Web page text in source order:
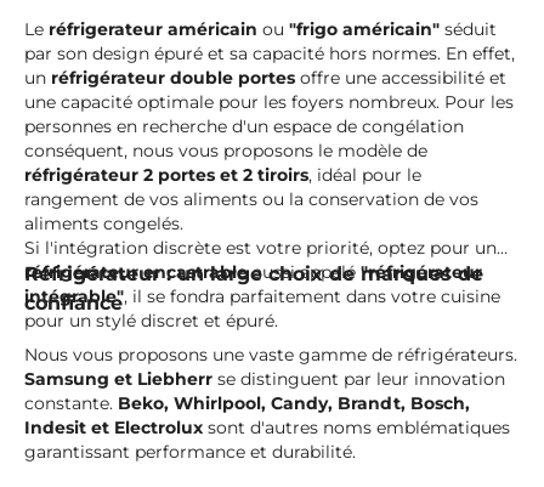
Le réfrigerateur américain ou "frigo américain" séduit
par son design épuré et sa capacité hors normes. En effet,
un réfrigérateur double portes offre une accessibilité et
une capacité optimale pour les foyers nombreux. Pour les
personnes en recherche d'un espace de congélation
conséquent, nous vous proposons le modèle de
réfrigérateur 2 portes et 2 tiroirs, idéal pour le
rangement de vos aliments ou la conservation de vos
aliments congelés.
Si l'intégration discrète est votre priorité, optez pour un
réfrigérateur encastrableaussi appelé "réfrigérateur
intégrable", il se fondra parfaitement dans votre cuisine
pour un stylé discret et épuré.
Réfrigérateur : un large choix de marques de
confiance
Nous vous proposons une vaste gamme de réfrigérateurs.
Samsung et Liebherr se distinguent par leur innovation
constante. Beko, Whirlpool, Candy, Brandt, Bosch,
Indesit et Electrolux sont d'autres noms emblématiques
garantissant performance et durabilité.